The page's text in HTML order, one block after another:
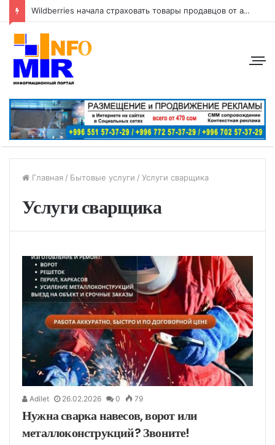
Wildberries начала страховать товары продавцов от атак беспилотников
Главная / Бытовые услуги / Услуги сварщика
Услуги сварщика
Adilet 26.02.2026 0 79
Нужна сварка навесов, ворот или
металлоконструкций? Звоните!